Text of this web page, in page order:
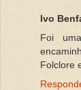
Ivo
Foi
Folclore